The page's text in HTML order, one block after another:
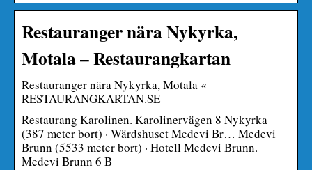
Restauranger nära Nykyrka,
Motala – Restaurangkartan
Restauranger nära Nykyrka, Motala «
RESTAURANGKARTAN.SE
Restaurang Karolinen. Karolinervägen 8 Nykyrka
(387 meter bort) · Wärdshuset Medevi Br… Medevi
Brunn (5533 meter bort) · Hotell Medevi Brunn.
Medevi Brunn 6 B